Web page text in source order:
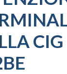
CIG